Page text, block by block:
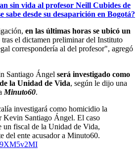
sin vida al profesor Neill Cubides de
sabe desde su desaparición en Bogotá?
en las últimas horas se ubicó un
tras el dictamen preliminar del Instituto
correspondería al del profesor", agregó
Santiago Ángel será investigado como
la Unidad de Vida, según le dijo una
Minuto60.
investigará como homicidio la
Kevin Santiago Ángel. El caso
un fiscal de la Unidad de Vida,
del ente acusador a Minuto60.